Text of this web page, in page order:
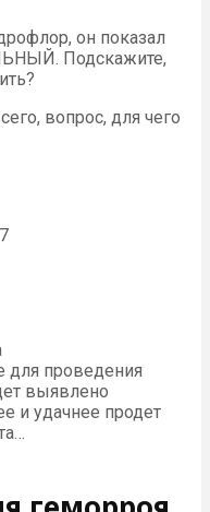
он показал
Подскажите,
вопрос, для чего
для проведения
выявлено
и удачнее продет